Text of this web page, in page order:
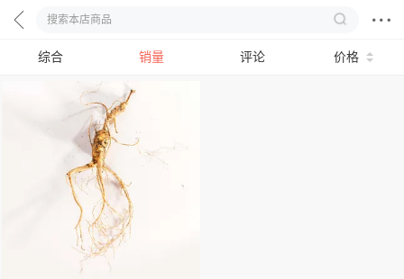
综合 销量 评论 价格